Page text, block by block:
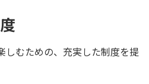
しむための、充実した制度を提